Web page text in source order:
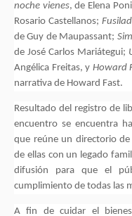
noche vienes, de Elena
Rosario Castellanos;
de Guy de Maupassant;
de José Carlos Mariátegui;
Angélica Freitas, y Howard
narrativa de Howard Fast.
Resultado del registro de
encuentro se encuentra
que reúne un directorio
de ellas con un legado
difusión para que el
cumplimiento de todas las
A fin de cuidar el